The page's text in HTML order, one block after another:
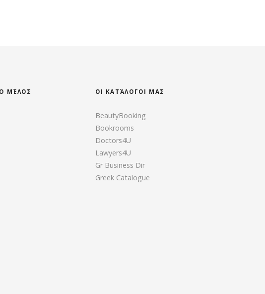
ΜΈΛΟΣ ΟΙ ΚΑΤΆΛΟΓΟΙ ΜΑΣ
BeautyBooking
Bookrooms
Doctors4U
Lawyers4U
Gr Business Dir
Greek Catalogue